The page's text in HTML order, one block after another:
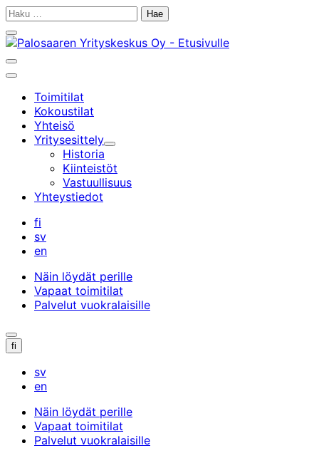
Siirry
Haku:
Sulje
hakupalkki
Avaa/sulje
hakupalkki
Päävalikko
Toimitilat
Kokoustilat
Yhteisö
Yritysesittely
Alavalikko
Historia
Kiinteistöt
Vastuullisuus
Yhteystiedot
fi
sv
en
Näin löydät perille
Vapaat toimitilat
Palvelut vuokralaisille
Avaa/sulje
hakupalkki
fi
sv
en
Näin löydät perille
Vapaat toimitilat
Palvelut vuokralaisille